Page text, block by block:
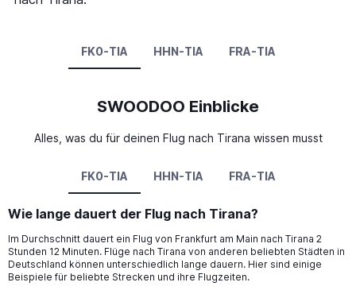
FK0-TIA HHN-TIA FRA-TIA
SWOODOO Einblicke
Alles, was du für deinen Flug nach Tirana wissen musst
FK0-TIA HHN-TIA FRA-TIA
Wie lange dauert der Flug nach Tirana?
Im Durchschnitt dauert ein Flug von Frankfurt am Main nach Tirana 2
Stunden 12 Minuten. Flüge nach Tirana von anderen beliebten Städten in
Deutschland können unterschiedlich lange dauern. Hier sind einige
Beispiele für beliebte Strecken und ihre Flugzeiten.